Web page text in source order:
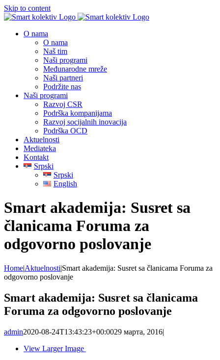
Skip to content
O nama
O nama
Naš tim
Naši programi
Međunarodne mreže
Naši partneri
Podržite nas
Naši programi
Razvoj CSR
Podrška kompanijama
Razvoj socijalnih inovacija
Podrška OCD
Aktuelnosti
Mediateka
Kontakt
Srpski
Srpski
English
Smart akademija: Susret sa
članicama Foruma za
odgovorno poslovanje
Home|Aktuelnosti|Smart akademija: Susret sa članicama Foruma za
odgovorno poslovanje
Smart akademija: Susret sa članicama
Foruma za odgovorno poslovanje
admin2020-08-24T13:43:23+00:0029 марта, 2016|
View Larger Image